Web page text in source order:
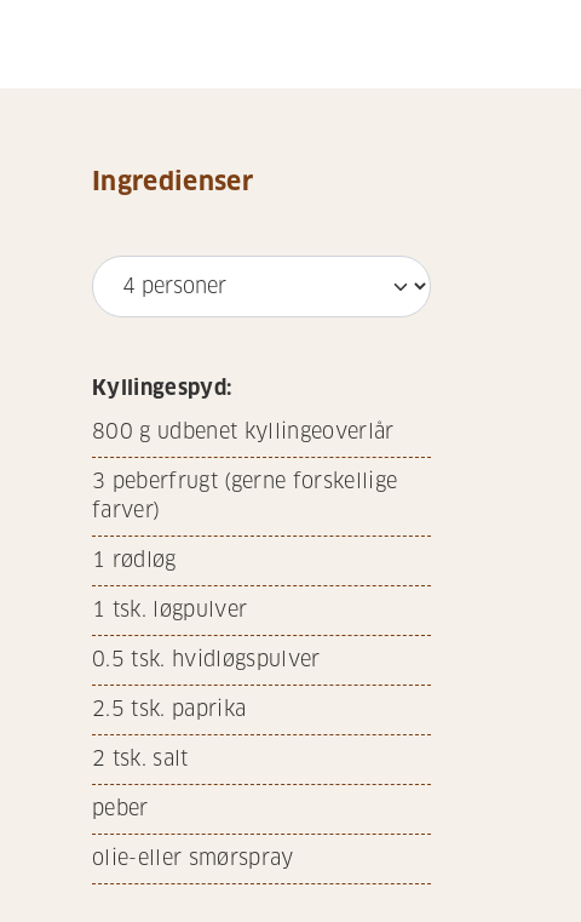
Ingredienser
Kyllingespyd:
800 g udbenet kyllingeoverlår
3 peberfrugt (gerne forskellige
farver)
1 rødløg
1 tsk. løgpulver
0.5 tsk. hvidløgspulver
2.5 tsk. paprika
2 tsk. salt
peber
olie-eller smørspray